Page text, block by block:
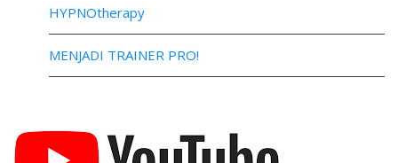
HYPNOtherapy
MENJADI TRAINER PRO!